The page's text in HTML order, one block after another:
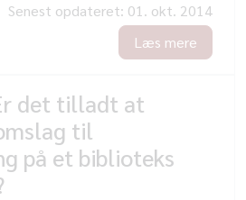
Senest opdateret: 01. okt. 2014
Læs mere
det tilladt at
til
på et biblioteks